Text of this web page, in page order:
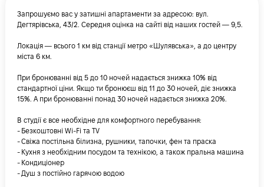
Запрошуємо вас у затишні апартаменти за адресою: вул.
Дегтярівська, 43/2. Середня оцінка на сайті від наших гостей — 9,5.
Локація — всього 1 км від станції метро «Шулявська», а до центру
міста 6 км.
При бронюванні від 5 до 10 ночей надається знижка 10% від
стандартної ціни. Якщо ти бронюєш від 11 до 30 ночей, діє знижка
15%. А при бронюванні понад 30 ночей надається знижка 20%.
В студії є все необхідне для комфортного перебування:
- Безкоштовні Wi-Fi та TV
- Свіжа постільна білизна, рушники, тапочки, фен та праска
- Кухня з необхідним посудом та технікою, а також пральна машина
- Кондиціонер
- Душ з постійно гарячою водою